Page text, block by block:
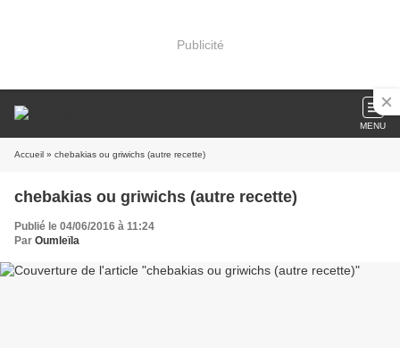
Publicité
MENU
Accueil » chebakias ou griwichs (autre recette)
chebakias ou griwichs (autre recette)
Publié le 04/06/2016 à 11:24
Par Oumleïla